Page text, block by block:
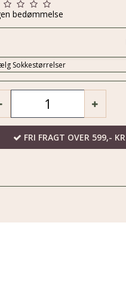
bedømmelse
Sokkestørrelser
FRI FRAGT OVER 599,- KR